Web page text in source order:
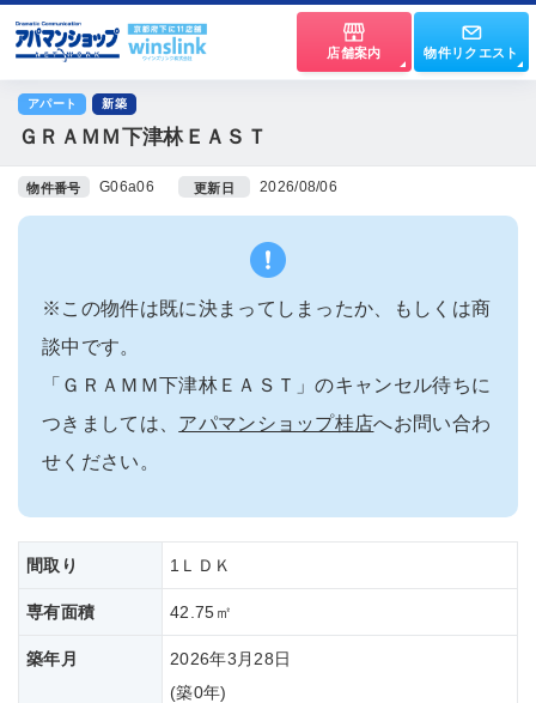
店舗案内 物件リクエスト
アパート 新築
ＧＲＡＭＭ下津林ＥＡＳＴ
物件番号 G06a06 更新日 2026/08/06
※この物件は既に決まってしまったか、もしくは商
談中です。
「ＧＲＡＭＭ下津林ＥＡＳＴ」のキャンセル待ちに
つきましては、 アパマンショップ桂店へお問い合わ
せください。
間取り 1ＬＤＫ
専有面積 42.75㎡
築年月
2026年3月28日
(築0年)